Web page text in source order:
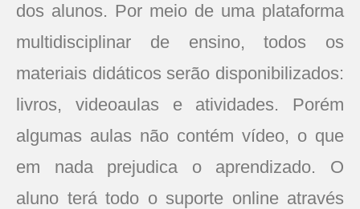
dos alunos. Por meio de uma plataforma
multidisciplinar de ensino, todos os
materiais didáticos serão disponibilizados:
livros, videoaulas e atividades. Porém
algumas aulas não contém vídeo, o que
em nada prejudica o aprendizado. O
aluno terá todo o suporte online através